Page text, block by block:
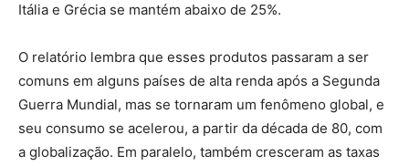
Itália e Grécia se mantém abaixo de 25%.
O relatório lembra que esses produtos passaram a ser
comuns em alguns países de alta renda após a Segunda
Guerra Mundial, mas se tornaram um fenômeno global, e
seu consumo se acelerou, a partir da década de 80, com
a globalização. Em paralelo, também cresceram as taxas